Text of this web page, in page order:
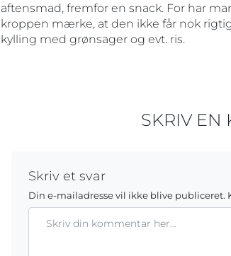
aftensmad, fremfor en snack. For har
kroppen mærke, at den ikke får nok
kylling med grønsager og evt. ris.
SKRIV EN
Skriv et svar
Din e-mailadresse vil ikke blive publiceret.